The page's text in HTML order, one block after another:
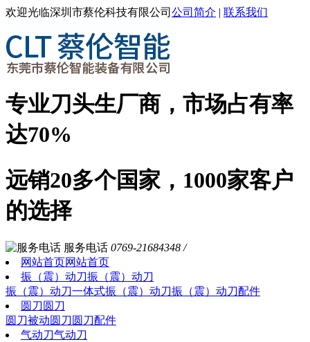
欢迎光临深圳市蔡伦科技有限公司 公司简介 | 联系我们
专业刀头生厂商，市场占有率
达70%
远销20多个国家，1000家客户
的选择
服务电话 0769-21684348 /
网站首页网站首页
振（震）动刀振（震）动刀
振（震）动刀一体式振（震）动刀振（震）动刀配件
圆刀 圆刀
圆刀被动圆刀 圆刀配件
气动刀气动刀